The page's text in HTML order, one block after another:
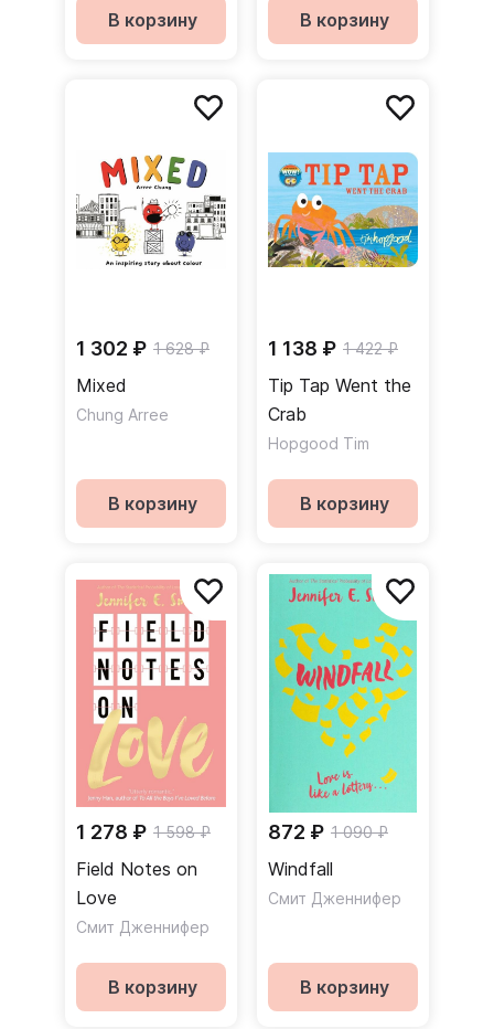
В корзину В корзину
1 302 ₽ 1 628 ₽
Mixed
Chung Arree
В корзину
1 138 ₽ 1 422 ₽
Tip Tap Went the
Crab
Hopgood Tim
В корзину
1 278 ₽ 1 598 ₽
Field Notes on
Love
Смит Дженнифер
В корзину
872 ₽ 1 090 ₽
Windfall
Смит Дженнифер
В корзину